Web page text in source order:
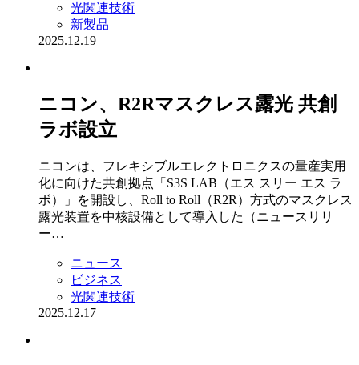
光関連技術
新製品
2025.12.19
ニコン、R2Rマスクレス露光 共創
ラボ設立
ニコンは、フレキシブルエレクトロニクスの量産実用
化に向けた共創拠点「S3S LAB（エス スリー エス ラ
ボ）」を開設し、Roll to Roll（R2R）方式のマスクレス
露光装置を中核設備として導入した（ニュースリリ
ー…
ニュース
ビジネス
光関連技術
2025.12.17